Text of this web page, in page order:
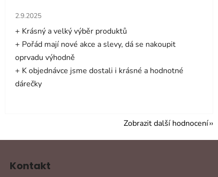
Hodnocení obchodu je 5 z 5 hvězdiček.
2.9.2025
+ Krásný a velký výběr produktů
+ Pořád mají nové akce a slevy, dá se nakoupit
oprvadu výhodně
+ K objednávce jsme dostali i krásné a hodnotné
dárečky
Zobrazit další hodnocení
Kontakt